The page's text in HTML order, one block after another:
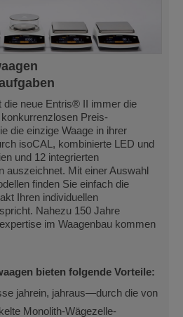
die neue Entris® II immer die
Preis-
die einzige Waage in ihrer
isoCAL, kombinierte LED und
und 12 integrierten
auszeichnet. Mit einer Auswahl
finden Sie einfach die
Ihren individuellen
Nahezu 150 Jahre
im Waagenbau kommen
bieten folgende Vorteile:
jahrein, jahraus—durch die von
Monolith-Wägezelle-